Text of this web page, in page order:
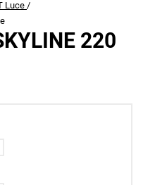
Luce /
220